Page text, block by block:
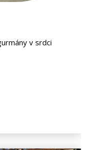
v srdci